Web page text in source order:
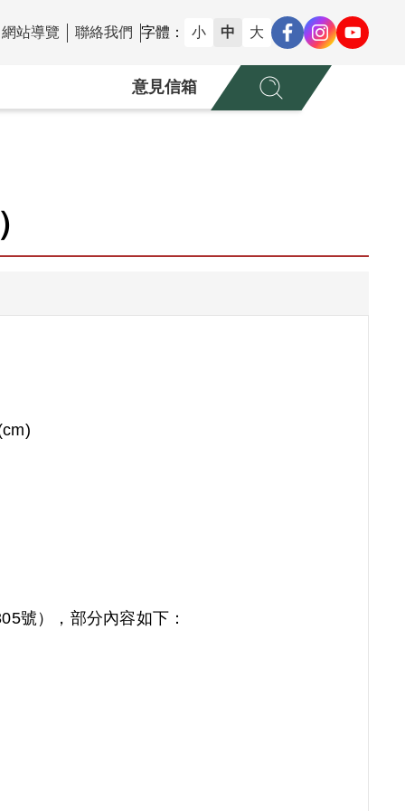
網站導覽 聯絡我們 字體： 小 中 大
意見信箱
號），部分內容如下：